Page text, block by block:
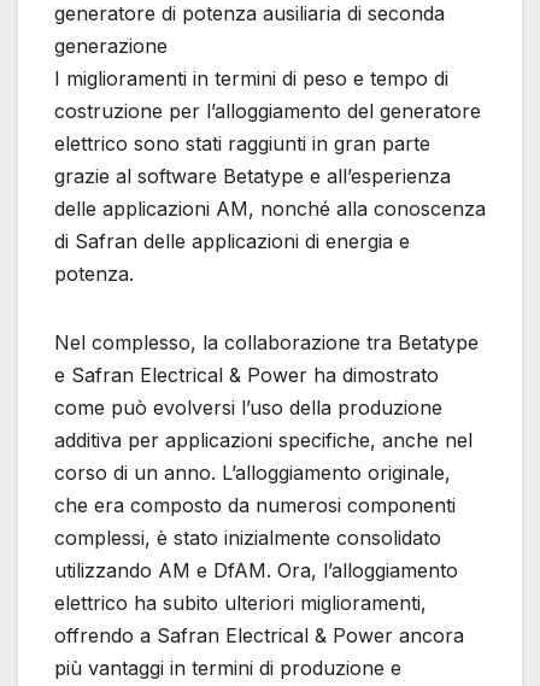
generatore di potenza ausiliaria di seconda
generazione
I miglioramenti in termini di peso e tempo di
costruzione per l’alloggiamento del generatore
elettrico sono stati raggiunti in gran parte
grazie al software Betatype e all’esperienza
delle applicazioni AM, nonché alla conoscenza
di Safran delle applicazioni di energia e
potenza.
Nel complesso, la collaborazione tra Betatype
e Safran Electrical & Power ha dimostrato
come può evolversi l’uso della produzione
additiva per applicazioni specifiche, anche nel
corso di un anno. L’alloggiamento originale,
che era composto da numerosi componenti
complessi, è stato inizialmente consolidato
utilizzando AM e DfAM. Ora, l’alloggiamento
elettrico ha subito ulteriori miglioramenti,
offrendo a Safran Electrical & Power ancora
più vantaggi in termini di produzione e